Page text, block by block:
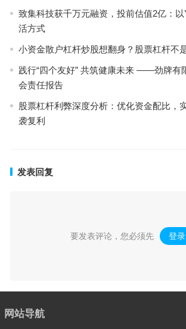
致集科技获千万元融资，投前估值2亿：
活方式
小资金散户杠杆炒股想翻身？股票杠杆不
践行“四个友好” 共筑健康未来 ——劲牌有
会责任报告
股票杠杆利弊深度分析：优化资金配比，
袭复利
发表回复
要发表评论，您必须先 登录
网站导航